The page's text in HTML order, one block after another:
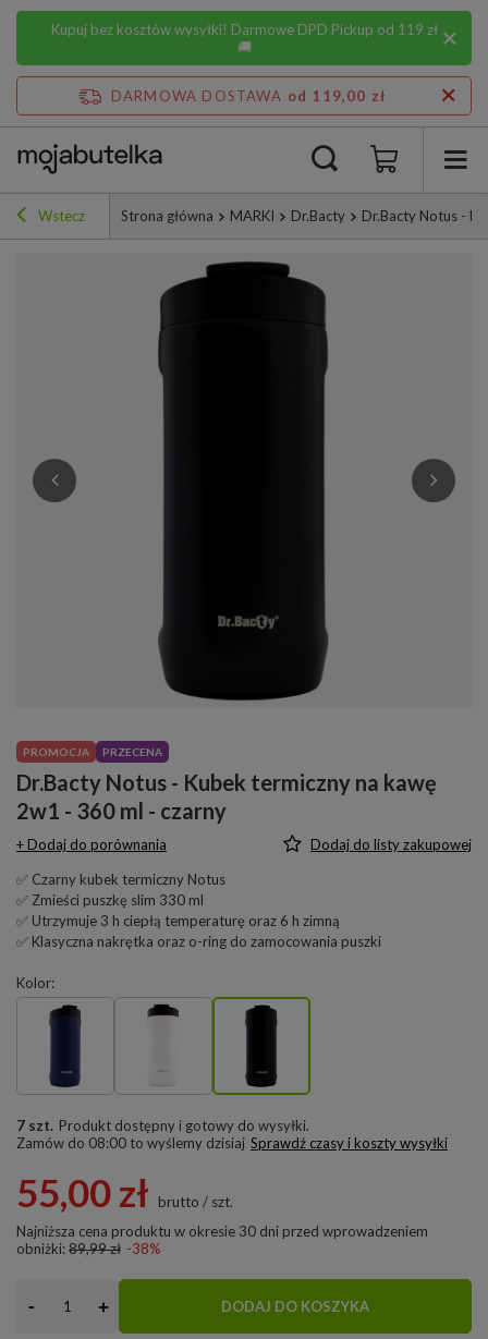
Kupuj bez kosztów wysyłki! Darmowe DPD Pickup od 119 zł
🚚
DARMOWA DOSTAWA od 119,00 zł
Wstecz Strona główna MARKI Dr.Bacty Dr.Bacty Notus -
PROMOCJA PRZECENA
Dr.Bacty Notus - Kubek termiczny na kawę
2w1 - 360 ml - czarny
+ Dodaj do porównania
Dodaj do listy zakupowej
✅ Czarny kubek termiczny Notus
✅ Zmieści puszkę slim 330 ml
✅ Utrzymuje 3 h ciepłą temperaturę oraz 6 h zimną
✅ Klasyczna nakrętka oraz o-ring do zamocowania puszki
Kolor
7 szt. Produkt dostępny i gotowy do wysyłki
Zamów do 08:00 to wyślemy dzisiaj Sprawdź czasy i koszty wysyłki
55,00 zł brutto / szt.
Najniższa cena produktu w okresie 30 dni przed wprowadzeniem
obniżki:89,99 zł -38%
- + DODAJ DO KOSZYKA